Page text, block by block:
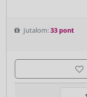
Jutalom:33 pont